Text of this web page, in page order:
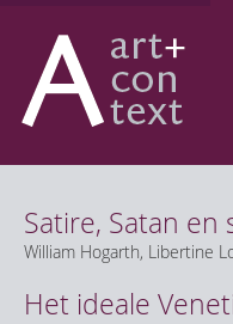
content
Satire, Satan en
William Hogarth, Libertine
Het ideale